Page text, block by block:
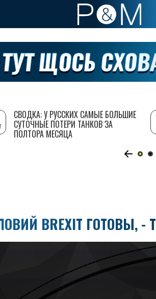
BREXIT ГОТОВЫ, -
СВОДКА: У РУССКИХ САМЫЕ БОЛЬШИЕ
СУТОЧНЫЕ ПОТЕРИ ТАНКОВ ЗА
ПОЛТОРА МЕСЯЦА